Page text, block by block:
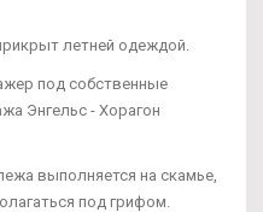
летней одеждой.
под собственные
Энгельс - Хорагон
выполняется на скамье,
под грифом.